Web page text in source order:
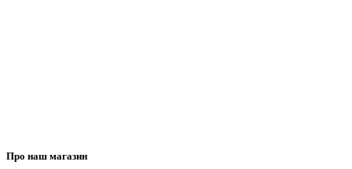
Про наш магазин